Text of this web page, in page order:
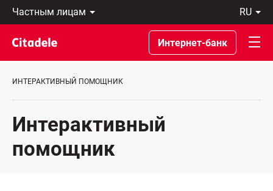
Частным
лицам
Предприятиям
Private
Banking
банке
ru
Latviski
По-
русски
In
Интернет-банк
ИНТЕРАКТИВНЫЙ ПОМОЩНИК
Интерактивный
помощник